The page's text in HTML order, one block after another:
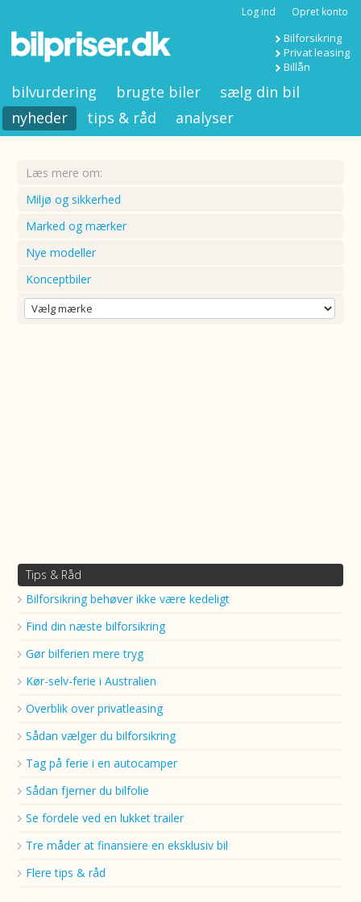
Log ind Opret konto
Bilforsikring
Privat leasing
Billån
bilvurdering brugte biler
sælg din bil
nyheder
tips & råd analyser
Læs mere om:
Miljø og sikkerhed
Marked og mærker
Nye modeller
Konceptbiler
Tips & Råd
Bilforsikring behøver ikke være kedeligt
Find din næste bilforsikring
Gør bilferien mere tryg
Kør-selv-ferie i Australien
Overblik over privatleasing
Sådan vælger du bilforsikring
Tag på ferie i en autocamper
Sådan fjerner du bilfolie
Se fordele ved en lukket trailer
Tre måder at finansiere en eksklusiv bil
Flere tips & råd